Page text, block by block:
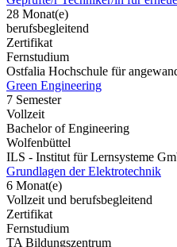
28 Monat(e)
berufsbegleitend
Zertifikat
Fernstudium
Ostfalia Hochschule für
Green Engineering
7 Semester
Vollzeit
Bachelor of Engineering
Wolfenbüttel
ILS - Institut für Lernsysteme
Grundlagen der Elektrotechnik
6 Monat(e)
Vollzeit und berufsbegleitend
Zertifikat
Fernstudium
TA Bildungszentrum